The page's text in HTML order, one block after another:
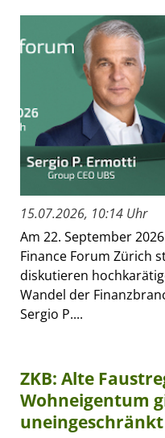
15.07.2026, 10:14 Uhr
Am 22. September
Finance Forum Zürich
diskutieren
Wandel der
Sergio P....
ZKB: Alte
Wohneigentum
uneingeschränkt